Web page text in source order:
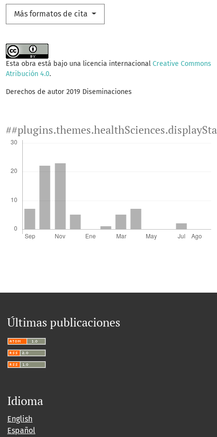
Más formatos de cita
Esta obra está bajo una licencia internacional Creative Commons
Atribución 4.0.
Derechos de autor 2019 Diseminaciones
Últimas publicaciones
Idioma
English
Español